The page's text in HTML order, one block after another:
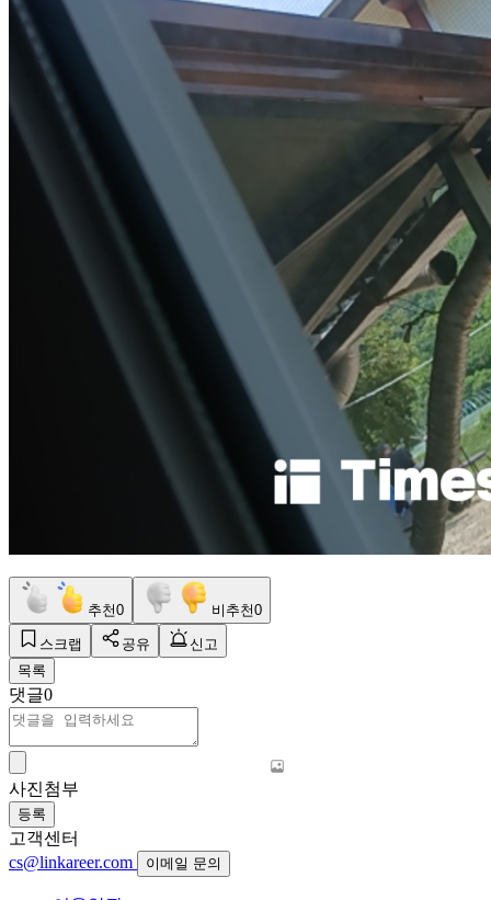
추천0 비추천0
스크랩 공유
신고
목록
댓글0
사진첨부
등록
고객센터
cs@linkareer.com
이메일 문의